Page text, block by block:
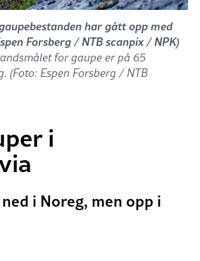
har gått opp med
Forsberg / NTB scanpix / NPK)
for gaupe er på 65
(Foto: Espen Forsberg / NTB
i
i Noreg, men opp i